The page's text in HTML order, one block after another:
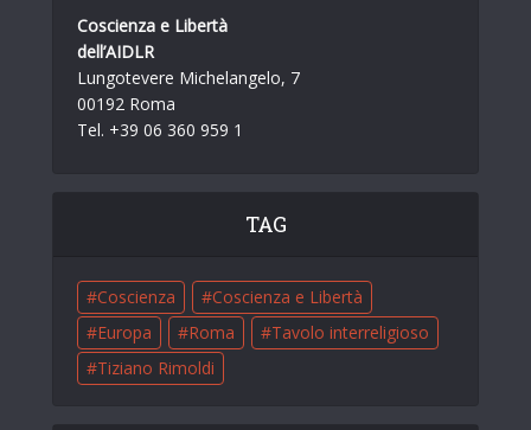
Coscienza e Libertà
dell’AIDLR
Lungotevere Michelangelo, 7
00192 Roma
Tel. +39 06 360 959 1
TAG
Coscienza
Coscienza e Libertà
Europa
Roma
Tavolo interreligioso
Tiziano Rimoldi